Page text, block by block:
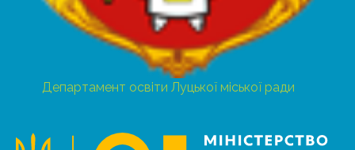
Департамент освіти Луцької міської ради